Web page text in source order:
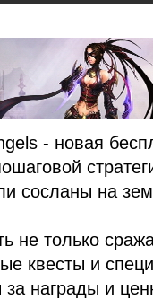
- новая
сосланы на
не только
квесты и
награды и